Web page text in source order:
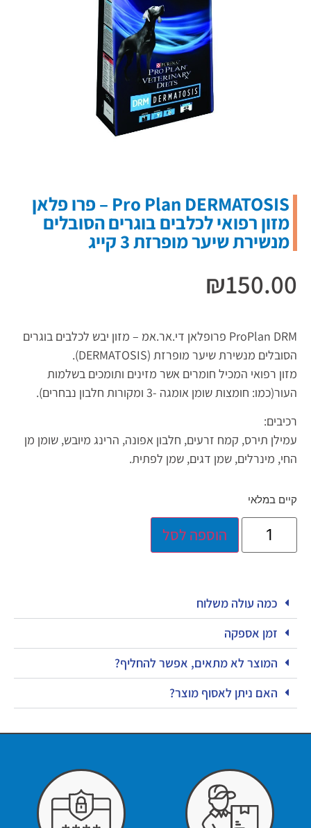
Pro Plan DERMATOSIS – פרו פלאן
מזון רפואי לכלבים בוגרים הסובלים
מנשירת שיער מופרזת 3 קייג
₪150.00
ProPlan DRM פרופלאן די.אר.אמ – מזון יבש לכלבים בוגרים
הסובלים מנשירת שיער מופרזת (DERMATOSIS).
מזון רפואי המכיל חומרים אשר מזינים ותומכים בשלמות
העור(כמו: חומצות שומן אומגה -3 ומקורות חלבון נבחרים).
רכיבים:
עמילן תירס, קמח זרעים, חלבון אפונה, הרינג מיובש, שומן מן
החי, מינרלים, שמן דגים, שמן לפתית.
קיים במלאי
הוספה לסל
כמה עולה משלוח
זמן אספקה
המוצר לא מתאים, אפשר להחליף?
האם ניתן לאסוף מוצר?